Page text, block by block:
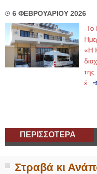
6 ΦΕΒΡΟΥΑΡΙΟΥ 2026
-Το
«Η
της
έ
ΠΕΡΙΣΣΟΤΕΡΑ
Στραβά κι